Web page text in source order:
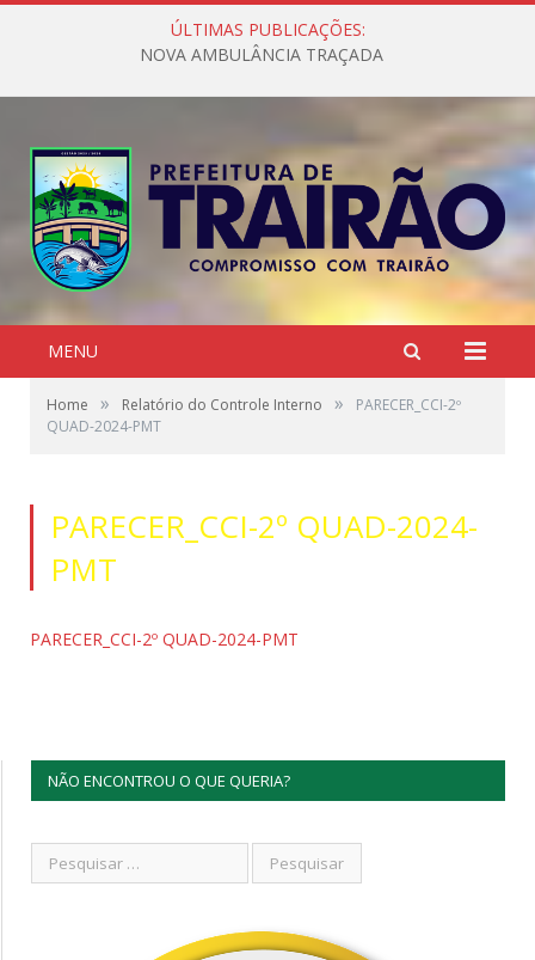
ÚLTIMAS PUBLICAÇÕES:
NOVA AMBULÂNCIA TRAÇADA
MENU
Home » Relatório do Controle Interno »
PARECER_CCI-2º
QUAD-2024-PMT
PARECER_CCI-2º QUAD-2024-
PMT
PARECER_CCI-2º QUAD-2024-PMT
NÃO ENCONTROU O QUE QUERIA?